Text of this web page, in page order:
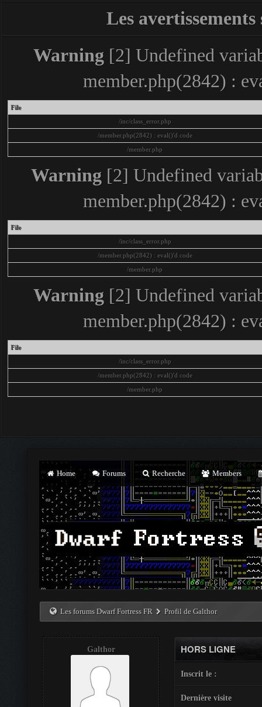
Les
Warning [2] Undefined
member.php(2842) :
File
/inc/class_error.php
/member.php(2842) : eval()'d code
/member.php
Warning [2] Undefined
member.php(2842) :
File
/inc/class_error.php
/member.php(2842) : eval()'d code
/member.php
Warning [2] Undefined
member.php(2842) :
File
/inc/class_error.php
/member.php(2842) : eval()'d code
/member.php
Home Forums Recherche Members
Les forums Dwarf Fortress FR Profil de Galthor
Galthor HORS LIGNE
Inscrit le :
Dernière visite